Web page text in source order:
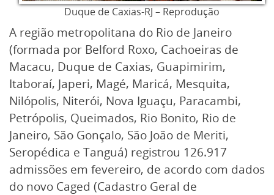
Duque de Caxias-RJ – Reprodução
A região metropolitana do Rio de Janeiro
(formada por Belford Roxo, Cachoeiras de
Macacu, Duque de Caxias, Guapimirim,
Itaboraí, Japeri, Magé, Maricá, Mesquita,
Nilópolis, Niterói, Nova Iguaçu, Paracambi,
Petrópolis, Queimados, Rio Bonito, Rio de
Janeiro, São Gonçalo, São João de Meriti,
Seropédica e Tanguá) registrou 126.917
admissões em fevereiro, de acordo com dados
do novo Caged (Cadastro Geral de